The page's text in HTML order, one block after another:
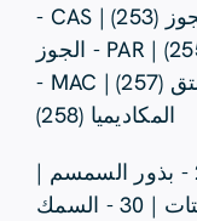
HAS - البندق (252) | WAL - الجوز (253) | CAS -
الكاجو (254) | PEK - البقان (255) | PAR - الجوز
البرازيلي (256) | PIS - الفستق (257) | MAC -
المكاديميا (258)
26 - الكرفس | 27 - الخردل | 28 - بذور السمسم |
29 - ثاني أكسيد الكبريت والكبريتات | 30 - السمك